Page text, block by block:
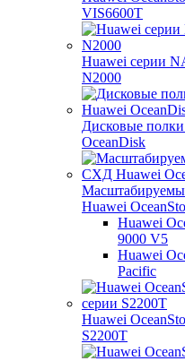
VIS6600T
Huawei серии
N2000
Дисковые
OceanDisk
Huawei
Huawei
9000 V5
Huawei
Pacific
Huawei
S2200T